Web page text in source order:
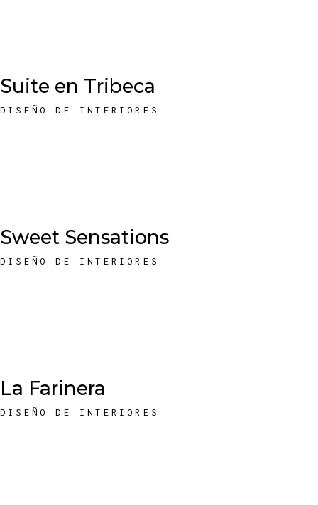
Suite en Tribeca
DISEÑO DE INTERIORES
Sweet Sensations
DISEÑO DE INTERIORES
La Farinera
DISEÑO DE INTERIORES